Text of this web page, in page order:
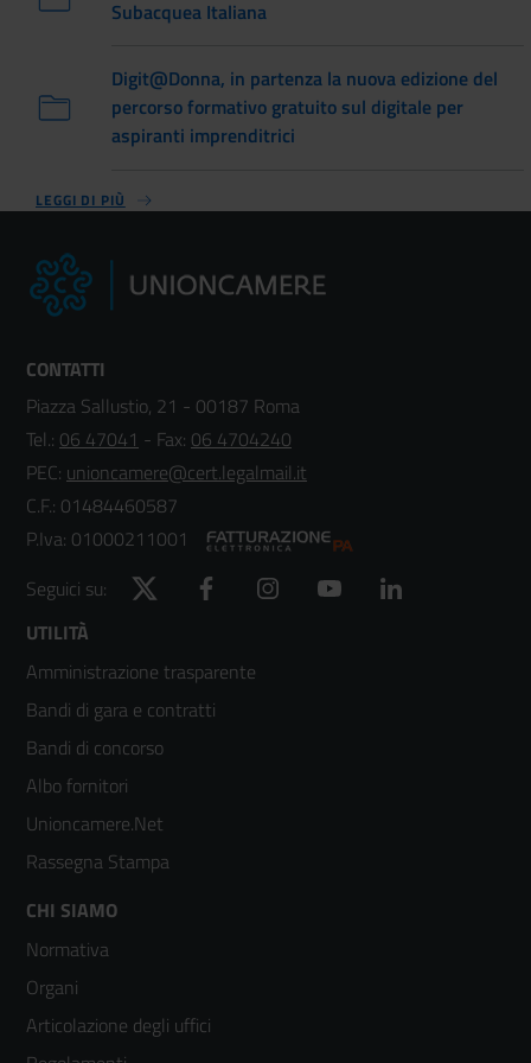
Subacquea Italiana
Digit@Donna, in partenza la nuova edizione del
percorso formativo gratuito sul digitale per
aspiranti imprenditrici
LEGGI DI PIÙ
CONTATTI
Piazza Sallustio, 21 - 00187 Roma
Tel.: 06 47041 - Fax: 06 4704240
PEC: unioncamere@cert.legalmail.it
C.F.: 01484460587
P.Iva: 01000211001
Seguici su:
Twitter Facebook Instagram YouTube
Footer
menù
colonna
2
UTILITÀ
Amministrazione trasparente
Bandi di gara e contratti
Bandi di concorso
Albo fornitori
Unioncamere.Net
Rassegna Stampa
Footer
menù
colonna
CHI SIAMO
Normativa
Organi
Articolazione degli uffici